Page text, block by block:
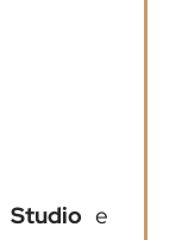
Studioe